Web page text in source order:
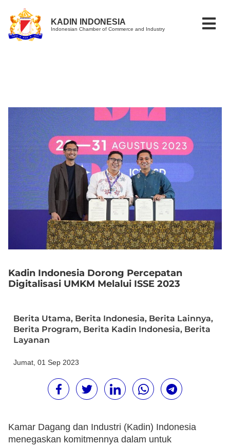
KADIN INDONESIA
Indonesian Chamber of Commerce and Industry
Kadin Indonesia Dorong Percepatan
Digitalisasi UMKM Melalui ISSE 2023
Berita Utama, Berita Indonesia, Berita Lainnya,
Berita Program, Berita Kadin Indonesia, Berita
Layanan
Jumat, 01 Sep 2023
Kamar Dagang dan Industri (Kadin) Indonesia
menegaskan komitmennya dalam untuk